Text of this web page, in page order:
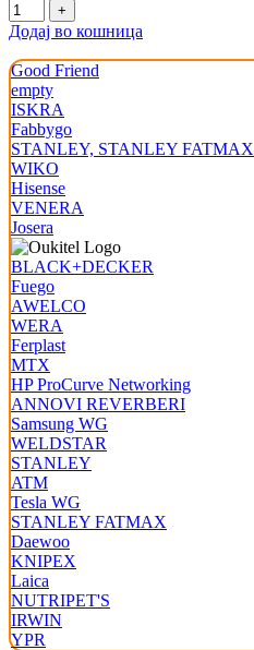
Додај во кошница
Good Friend
empty
ISKRA
Fabbygo
STANLEY, STANLEY FATMAX
WIKO
Hisense
VENERA
Josera
BLACK+DECKER
Fuego
AWELCO
WERA
Ferplast
MTX
HP ProCurve Networking
ANNOVI REVERBERI
Samsung WG
WELDSTAR
STANLEY
ATM
Tesla WG
STANLEY FATMAX
Daewoo
KNIPEX
Laica
NUTRIPET'S
IRWIN
YPR